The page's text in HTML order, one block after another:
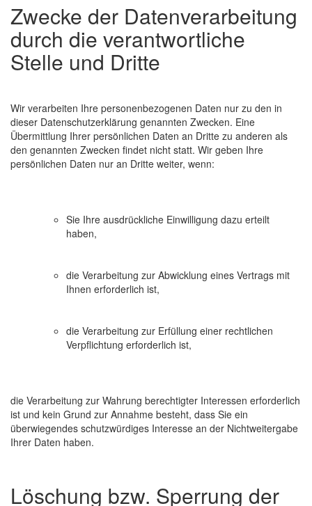
Zwecke der Datenverarbeitung
durch die verantwortliche
Stelle und Dritte
Wir verarbeiten Ihre personenbezogenen Daten nur zu den in
dieser Datenschutzerklärung genannten Zwecken. Eine
Übermittlung Ihrer persönlichen Daten an Dritte zu anderen als
den genannten Zwecken findet nicht statt. Wir geben Ihre
persönlichen Daten nur an Dritte weiter, wenn:
Sie Ihre ausdrückliche Einwilligung dazu erteilt
haben,
die Verarbeitung zur Abwicklung eines Vertrags mit
Ihnen erforderlich ist,
die Verarbeitung zur Erfüllung einer rechtlichen
Verpflichtung erforderlich ist,
die Verarbeitung zur Wahrung berechtigter Interessen erforderlich
ist und kein Grund zur Annahme besteht, dass Sie ein
überwiegendes schutzwürdiges Interesse an der Nichtweitergabe
Ihrer Daten haben.
Löschung bzw. Sperrung der